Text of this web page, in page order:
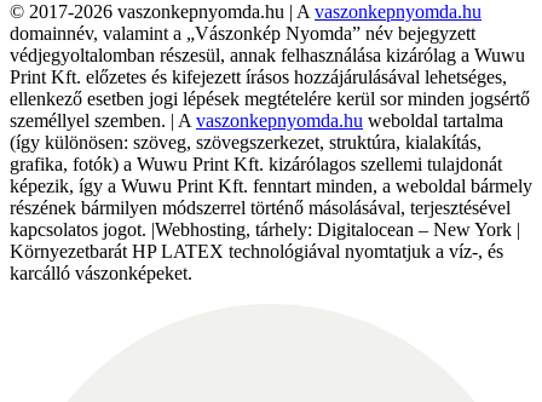
© 2017-2026 vaszonkepnyomda.hu | A vaszonkepnyomda.hu
domainnév, valamint a „Vászonkép Nyomda” név bejegyzett
védjegyoltalomban részesül, annak felhasználása kizárólag a Wuwu
Print Kft. előzetes és kifejezett írásos hozzájárulásával lehetséges,
ellenkező esetben jogi lépések megtételére kerül sor minden jogsértő
személlyel szemben. | A vaszonkepnyomda.hu weboldal tartalma
(így különösen: szöveg, szövegszerkezet, struktúra, kialakítás,
grafika, fotók) a Wuwu Print Kft. kizárólagos szellemi tulajdonát
képezik, így a Wuwu Print Kft. fenntart minden, a weboldal bármely
részének bármilyen módszerrel történő másolásával, terjesztésével
kapcsolatos jogot. |Webhosting, tárhely: Digitalocean – New York |
Környezetbarát HP LATEX technológiával nyomtatjuk a víz-, és
karcálló vászonképeket.